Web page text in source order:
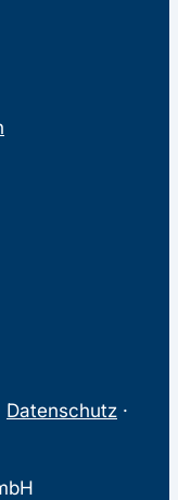
Datenschutz ·